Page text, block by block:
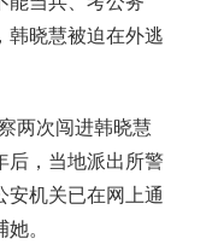
韩晓慧被迫在外逃
两次闯进韩晓慧
后，当地派出所警
安机关已在网上通
。